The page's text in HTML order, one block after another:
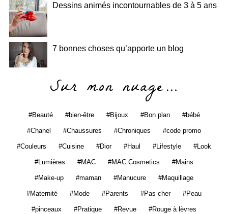
Dessins animés incontournables de 3 à 5 ans
7 bonnes choses qu’apporte un blog
Sur mon nuage…
Beauté bien-être Bijoux Bon plan bébé
Chanel Chaussures Chroniques code promo
Couleurs Cuisine Dior Haul Lifestyle Look
Lumières MAC MAC Cosmetics Mains
Make-up maman Manucure Maquillage
Maternité Mode Parents Pas cher Peau
pinceaux Pratique Revue Rouge à lèvres